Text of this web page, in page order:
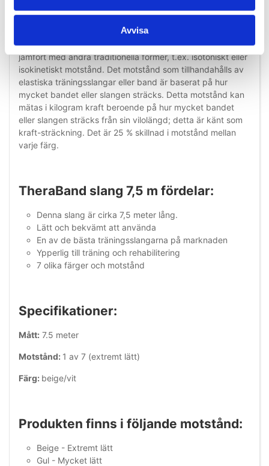
Avvisa
Elastiskt motstånd är en unik typ av motståndsträning
jämfört med andra traditionella former, t.ex. isotoniskt eller
isokinetiskt motstånd. Det motstånd som tillhandahålls av
elastiska träningsslangar eller band är baserat på hur
mycket bandet eller slangen sträcks. Detta motstånd kan
mätas i kilogram kraft beroende på hur mycket bandet
eller slangen sträcks från sin vilolängd; detta är känt som
kraft-sträckning. Det är 25 % skillnad i motstånd mellan
varje färg.
TheraBand slang 7,5 m fördelar:
Denna slang är cirka 7,5 meter lång.
Lätt och bekvämt att använda
En av de bästa träningsslangarna på marknaden
Ypperlig till träning och rehabilitering
7 olika färger och motstånd
Specifikationer:
Mått: 7.5 meter
Motstånd: 1 av 7 (extremt lätt)
Färg: beige/vit
Produkten finns i följande motstånd:
Beige - Extremt lätt
Gul - Mycket lätt